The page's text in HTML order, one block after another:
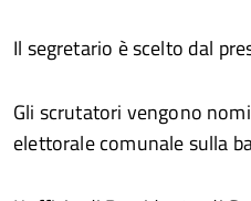
Il segretario è scelto dal
Gli scrutatori vengono
elettorale comunale sulla